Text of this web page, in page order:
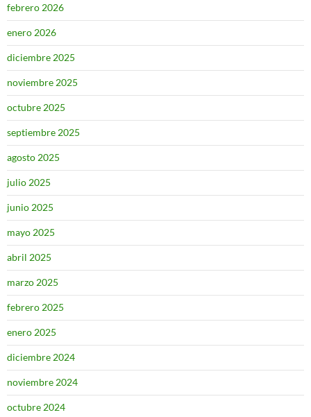
febrero 2026
enero 2026
diciembre 2025
noviembre 2025
octubre 2025
septiembre 2025
agosto 2025
julio 2025
junio 2025
mayo 2025
abril 2025
marzo 2025
febrero 2025
enero 2025
diciembre 2024
noviembre 2024
octubre 2024